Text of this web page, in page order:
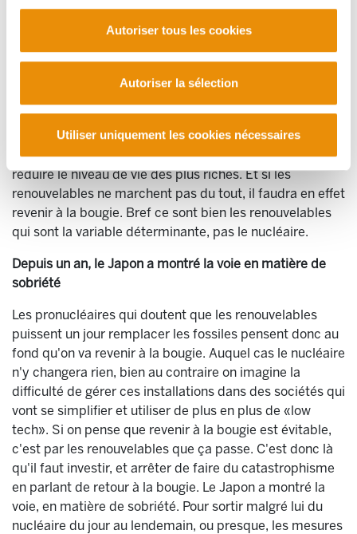
Autoriser tous les cookies
Autoriser la sélection
Utiliser uniquement les cookies nécessaires
Renouvelables : variables déterminantes
Ces 85% seront forcément faits par les renouvelables, à
terme, puisqu'aucune autre solution n'existe. Donc si les
renouvelables ne peuvent pas remplacer les fossiles,
en concurrence avec des usages vitaux du sol, alors cela
signifie que nous devrons consommer moins d'énergie,
tout simplement. Auquel cas en effet il faudra en effet
réduire le niveau de vie des plus riches. Et si les
renouvelables ne marchent pas du tout, il faudra en effet
revenir à la bougie. Bref ce sont bien les renouvelables
qui sont la variable déterminante, pas le nucléaire.
Depuis un an, le Japon a montré la voie en matière de
sobriété
Les pronucléaires qui doutent que les renouvelables
puissent un jour remplacer les fossiles pensent donc au
fond qu'on va revenir à la bougie. Auquel cas le nucléaire
n'y changera rien, bien au contraire on imagine la
difficulté de gérer ces installations dans des sociétés qui
vont se simplifier et utiliser de plus en plus de «low
tech». Si on pense que revenir à la bougie est évitable,
c'est par les renouvelables que ça passe. C'est donc là
qu'il faut investir, et arrêter de faire du catastrophisme
en parlant de retour à la bougie. Le Japon a montré la
voie, en matière de sobriété. Pour sortir malgré lui du
nucléaire du jour au lendemain, ou presque, les mesures